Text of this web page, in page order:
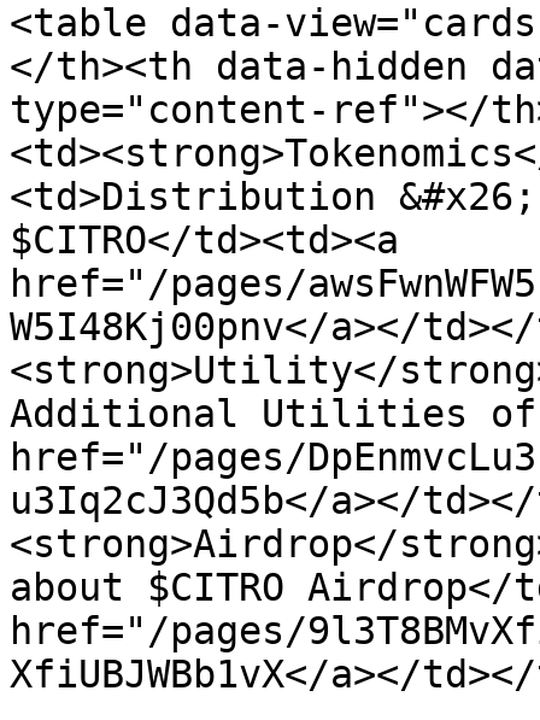
<table data-
</th><th data-hidden
type="content-ref"></
<td>Distribution
$CITRO</td><td><a
href="/pages/
W5I48Kj00pnv</a></
<strong>Utility</
Additional Utilities of
href="/pages/
u3Iq2cJ3Qd5b</a></
<strong>Airdrop</
about $CITRO Airdrop</
href="/pages/